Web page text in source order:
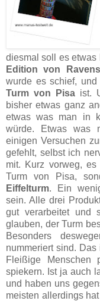
diesmal soll es etwas
Edition von
wurde es schief,
Turm von Pisa ist.
bisher etwas ganz
etwas was man in
würde. Etwas was
einigen Versuchen
gefehlt, selbst ich
mit. Kurz vorweg,
Turm von Pisa,
Eiffelturm. Ein
sein. Alle drei
gut verarbeitet und
glauben, der Turm
Besonders
nummeriert sind.
Fleißige Menschen
spiekern. Ist ja auch
und haben uns
meisten allerdings